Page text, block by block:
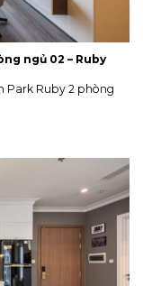
ngủ 02 – Ruby
Park Ruby 2 phòng